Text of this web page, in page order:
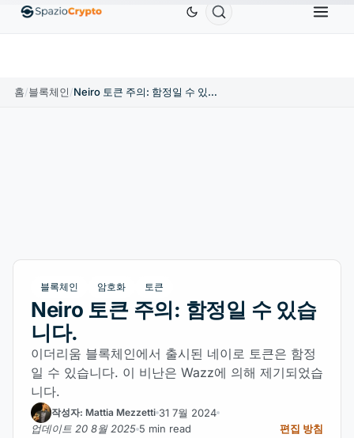
EthereumETHUS$1,880.58 Tether USDTUS$0.9991 BNB
홈/블록체인/ Neiro 토큰 주의: 함정일 수 있습니다.
블록체인 암호화 토큰
Neiro 토큰 주의: 함정일 수 있습
니다.
이더리움 블록체인에서 출시된 네이로 토큰은 함정
일 수 있습니다. 이 비난은 Wazz에 의해 제기되었습
니다.
작성자: Mattia Mezzetti 31 7월 2024
업데이트 20 8월 2025 5 min read 편집 방침